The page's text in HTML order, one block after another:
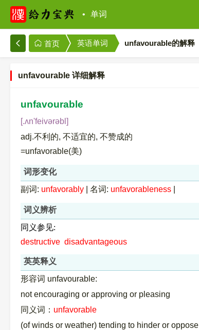
单词
首页 英语单词 unfavourable的解释
unfavourable 详细解释
unfavourable
[.ʌn'feivərəbl]
adj.不利的, 不适宜的, 不赞成的
=unfavorable(美)
词形变化
副词: unfavorably 名词: unfavorableness
词义辨析
同义参见:
destructive disadvantageous
英英释义
形容词 unfavourable:
not encouraging or approving or pleasing
同义词： unfavorable
(of winds or weather) tending to hinder or oppose